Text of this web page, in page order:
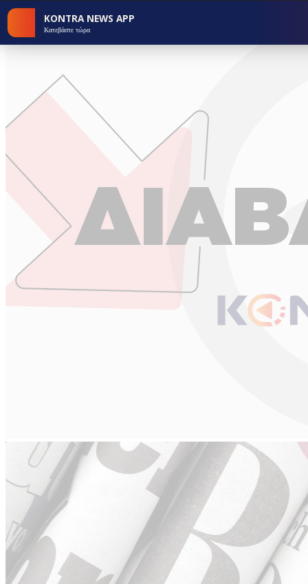
KONTRA NEWS APP
Κατεβάστε τώρα